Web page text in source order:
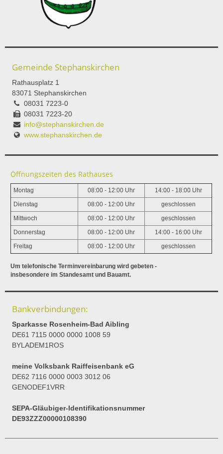
Gemeinde Stephanskirchen
Rathausplatz 1
83071 Stephanskirchen
08031 7223-0
08031 7223-20
info@stephanskirchen.de
www.stephanskirchen.de
Öffnungszeiten des Rathauses
Montag 08:00 - 12:00 Uhr 14:00 - 18:00 Uhr
Dienstag 08:00 - 12:00 Uhr geschlossen
Mittwoch 08:00 - 12:00 Uhr geschlossen
Donnerstag 08:00 - 12:00 Uhr 14:00 - 16:00 Uhr
Freitag 08:00 - 12:00 Uhr geschlossen
Um telefonische Terminvereinbarung wird gebeten -
insbesondere im Standesamt und Bauamt.
Bankverbindungen:
Sparkasse Rosenheim-Bad Aibling
DE61 7115 0000 0000 1008 59
BYLADEM1ROS
meine Volksbank Raiffeisenbank eG
DE62 7116 0000 0003 3012 06
GENODEF1VRR
SEPA-Gläubiger-Identifikationsnummer
DE93ZZZ00000108390